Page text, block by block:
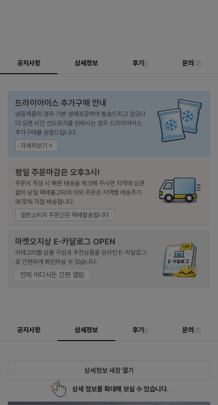
공지사항 상세정보 후기 () 문의 (2)
드라이아이스 추가구매 안내
냉동제품의 경우 기본 냉매포장하여 발송드리고 있으나
더 오랜 시간 선도유지를 원하시는 경우 드라이아이스
추가구매를 권장드립니다.
자세히보기 >
평일 주문마감은 오후3시!
주문서 작성 시 빠른 배송을 체크해 주시면 지역에 상관
없이 당일 택배출고되며 이외 주문은 지역별 배송주기
에 맞춰 직접 배송됩니다.
일반소비자 주문건은 택배발송됩니다
마켓오지상 E-카달로그 OPEN
카테고리별 상품 구성과 추천상품을 온라인 E-카달로그
로 간편하게 확인하실 수 있습니다.
언제 어디서든 간편 열람
공지사항 상세정보 후기 () 문의 (2)
상세정보 새창 열기
상세 정보를 확대해 보실 수 있습니다.